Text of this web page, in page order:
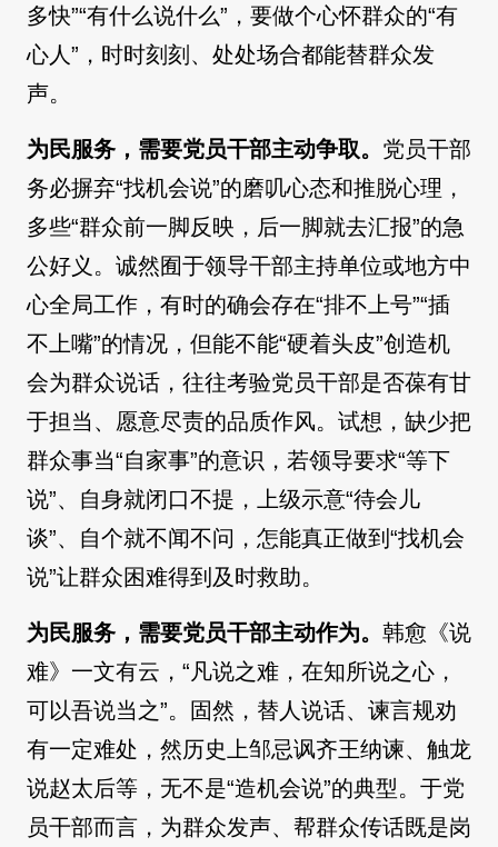
多快”“有什么说什么”，要做个心怀群众的“有
心人”，时时刻刻、处处场合都能替群众发
声。
为民服务，需要党员干部主动争取。 党员干部
务必摒弃“找机会说”的磨叽心态和推脱心理，
多些“群众前一脚反映，后一脚就去汇报”的急
公好义。诚然囿于领导干部主持单位或地方中
心全局工作，有时的确会存在“排不上号”“插
不上嘴”的情况，但能不能“硬着头皮”创造机
会为群众说话，往往考验党员干部是否葆有甘
于担当、愿意尽责的品质作风。试想，缺少把
群众事当“自家事”的意识，若领导要求“等下
说”、自身就闭口不提，上级示意“待会儿
谈”、自个就不闻不问，怎能真正做到“找机会
说”让群众困难得到及时救助。
为民服务，需要党员干部主动作为。 韩愈《说
难》一文有云，“凡说之难，在知所说之心，
可以吾说当之”。固然，替人说话、谏言规劝
有一定难处，然历史上邹忌讽齐王纳谏、触龙
说赵太后等，无不是“造机会说”的典型。于党
员干部而言，为群众发声、帮群众传话既是岗